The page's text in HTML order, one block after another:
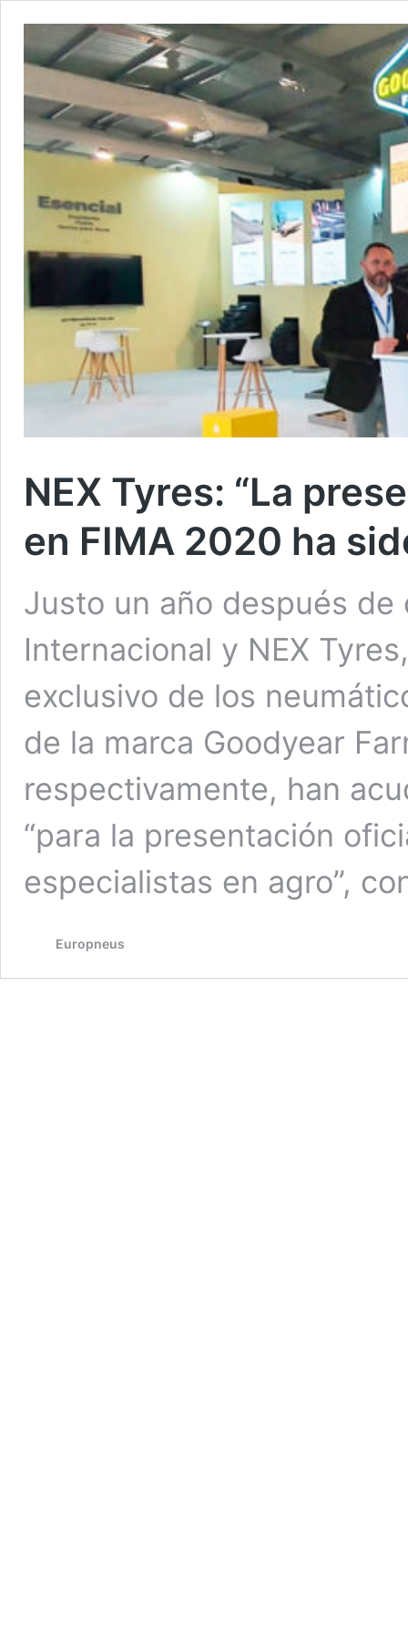
NEX Tyres: “La
en FIMA 2020 ha
Justo un año después
Internacional y NEX
exclusivo de los
de la marca Goodyear
respectivamente, han
“para la presentación
especialistas en agro”,
Europneus